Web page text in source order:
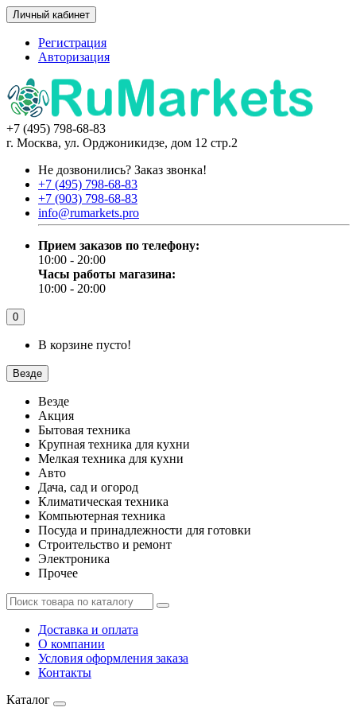
Личный кабинет
Регистрация
Авторизация
+7 (495) 798-68-83
г. Москва, ул. Орджоникидзе, дом 12 стр.2
Не дозвонились? Заказ звонка!
+7 (495) 798-68-83
+7 (903) 798-68-83
info@rumarkets.pro
Прием заказов по телефону:
10:00 - 20:00
Часы работы магазина:
10:00 - 20:00
0
В корзине пусто!
Везде
Везде
Акция
Бытовая техника
Крупная техника для кухни
Мелкая техника для кухни
Авто
Дача, сад и огород
Климатическая техника
Компьютерная техника
Посуда и принадлежности для готовки
Строительство и ремонт
Электроника
Прочее
Доставка и оплата
О компании
Условия оформления заказа
Контакты
Каталог